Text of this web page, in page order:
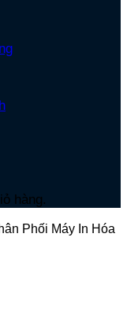
hàng.
Phối Máy In Hóa